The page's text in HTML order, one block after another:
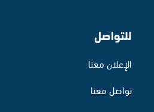
للتواصل
الإعلان معنا
تواصل معنا